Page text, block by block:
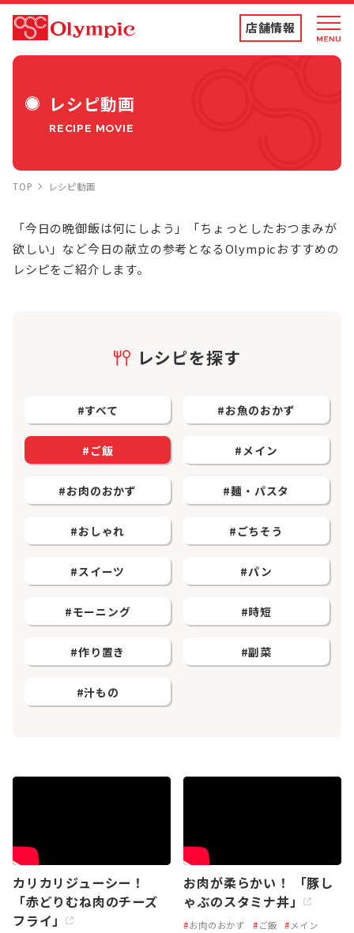
店舗情報
トコポン
Olympicグループについて
環境への取り組み
採用情報
レシピ動画
RECIPE MOVIE
TOP レシピ動画
「今日の晩御飯は何にしよう」「ちょっとしたおつまみが
欲しい」など今日の献立の参考となるOlympicおすすめの
レシピをご紹介します。
レシピを探す
#すべて #お魚のおかず
#ご飯 #メイン
#お肉のおかず #麺・パスタ
#おしゃれ #ごちそう
#スイーツ #パン
#モーニング #時短
#作り置き #副菜
#汁もの
カリカリジューシー！
「赤どりむね肉のチーズ
フライ」
お肉が柔らかい！ 「豚し
ゃぶのスタミナ丼」
#お肉のおかず #ご飯 #メイン